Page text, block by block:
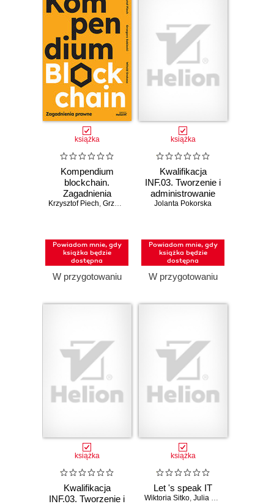
książka
Kompendium
blockchain.
Zagadnienia
prawne
Krzysztof Piech, Grzegorz Sobiecki ,Witold Srokosz
Powiadom mnie, gdy
książka będzie
dostępna
W przygotowaniu
książka
Kwalifikacja
INF.03. Tworzenie i
administrowanie
stronami i
bazami danych.
Część 1.
Projektowanie
internetowych.
nauki zawodu
(Wydanie II)
Jolanta Pokorska
Powiadom mnie, gdy
książka będzie
dostępna
W przygotowaniu
książka
Kwalifikacja
INF.03. Tworzenie i
książka
Let 's speak IT
Wiktoria Sitko, Julia Rybska